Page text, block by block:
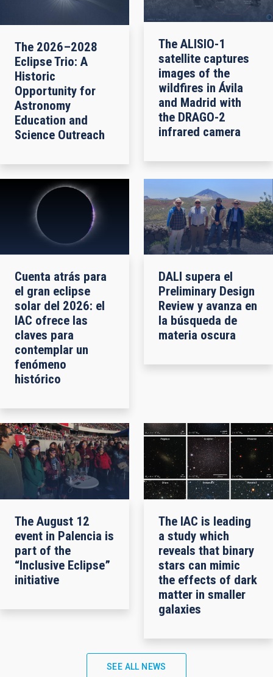
The 2026–2028
Eclipse Trio: A
Historic
Opportunity for
Astronomy
Education and
Science Outreach
The ALISIO-1
satellite captures
images of the
wildfires in Ávila
and Madrid with
the DRAGO-2
infrared camera
Cuenta atrás para
el gran eclipse
solar del 2026: el
IAC ofrece las
claves para
contemplar un
fenómeno
histórico
DALI supera el
Preliminary Design
Review y avanza en
la búsqueda de
materia oscura
The August 12
event in Palencia is
part of the
“Inclusive Eclipse”
initiative
The IAC is leading
a study which
reveals that binary
stars can mimic
the effects of dark
matter in smaller
galaxies
SEE ALL NEWS